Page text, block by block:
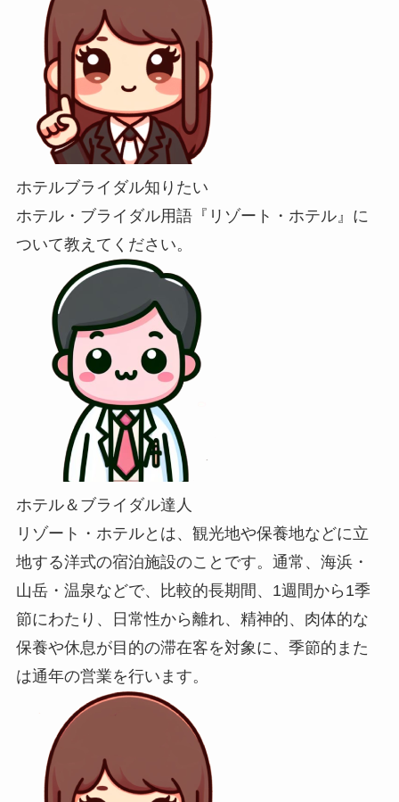
ホテルブライダル知りたい
ホテル・ブライダル用語『リゾート・ホテル』に
ついて教えてください。
ホテル＆ブライダル達人
リゾート・ホテルとは、観光地や保養地などに立
地する洋式の宿泊施設のことです。通常、海浜・
山岳・温泉などで、比較的長期間、1週間から1季
節にわたり、日常性から離れ、精神的、肉体的な
保養や休息が目的の滞在客を対象に、季節的また
は通年の営業を行います。